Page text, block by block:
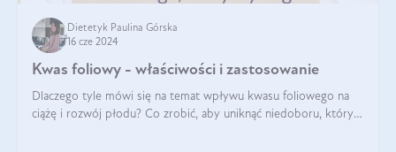
Dietetyk Paulina Górska
16 cze 2024
Kwas foliowy - właściwości i zastosowanie
Dlaczego tyle mówi się na temat wpływu kwasu foliowego na
ciążę i rozwój płodu? Co zrobić, aby uniknąć niedoboru, który